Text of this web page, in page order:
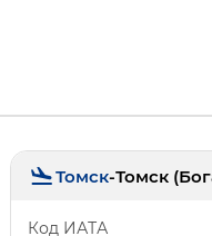
Томск-Томск
Код ИАТА